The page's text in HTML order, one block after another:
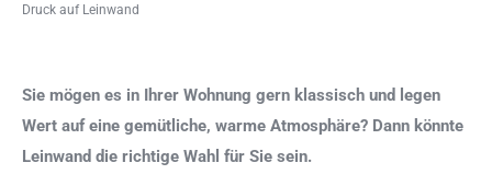
Druck auf Leinwand
Sie mögen es in Ihrer Wohnung gern klassisch und legen
Wert auf eine gemütliche, warme Atmosphäre? Dann könnte
Leinwand die richtige Wahl für Sie sein.